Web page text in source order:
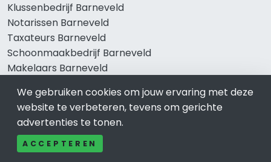
Klussenbedrijf Barneveld
Notarissen Barneveld
Taxateurs Barneveld
Schoonmaakbedrijf Barneveld
Makelaars Barneveld
Onze producten
Keuken Barneveld
We gebruiken cookies om jouw ervaring met deze
website te verbeteren, tevens om gerichte
advertenties te tonen.
ACCEPTEREN